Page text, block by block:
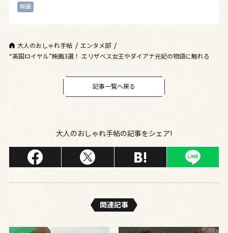
映画
大人のおしゃれ手帖
エンタメ部
“英国ロイヤル”映画3選！ エリザベス女王やダイアナ元妃の物語に触れる
記事一覧へ戻る
大人のおしゃれ手帖の記事をシェア!
関連記事